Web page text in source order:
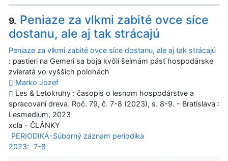
9. Peniaze za vlkmi zabité ovce síce
dostanu, ale aj tak strácajú
Peniaze za vlkmi zabité ovce síce dostanu, ale aj tak strácajú
: pastieri na Gemeri sa boja kvôli šelmám pásť hospodárske
zvieratá vo vyšších polohách
Marko Jozef
Les & Letokruhy : časopis o lesnom hospodárstve a
spracovaní dreva. Roč. 79, č. 7-8 (2023), s. 8-9. - Bratislava :
Lesmedium, 2023
xcla - ČLÁNKY
PERIODIKÁ-Súborný záznam periodika
2023: 7-8